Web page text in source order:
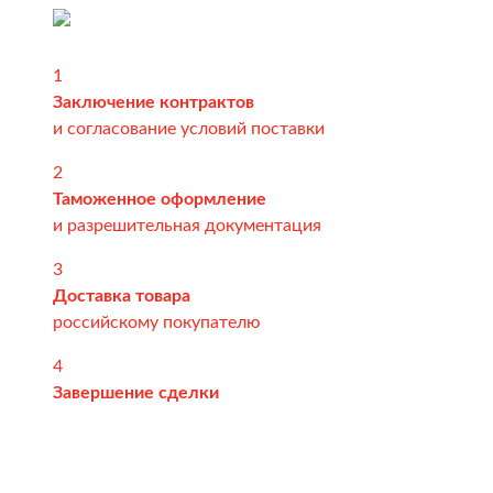
Автомобильные перевозки
Железнодорожные перевозки
Морские и речные перевозки
Авиадоставка
Мультимодальные перевозки
Негабаритные перевозки
Комплексные логистические решения
1
Заключение контрактов
и согласование условий поставки
2
Таможенное оформление
и разрешительная документация
3
Доставка товара
российскому покупателю
4
Завершение сделки